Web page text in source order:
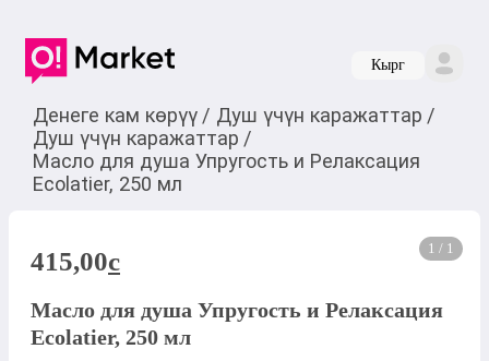
Кырг
Денеге кам көрүү / Душ үчүн каражаттар /
Душ үчүн каражаттар /
Масло для душа Упругость и Релаксация
Ecolatier, 250 мл
1 / 1
415,00c
Масло для душа Упругость и Релаксация
Ecolatier, 250 мл